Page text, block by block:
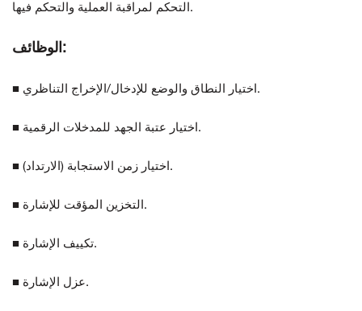
التحكم لمراقبة العملية والتحكم فيها.
الوظائف:
■ اختيار النطاق والوضع للإدخال/الإخراج التناظري.
■ اختيار عتبة الجهد للمدخلات الرقمية.
■ اختيار زمن الاستجابة (الارتداد).
■ التخزين المؤقت للإشارة.
■ تكييف الإشارة.
■ عزل الإشارة.